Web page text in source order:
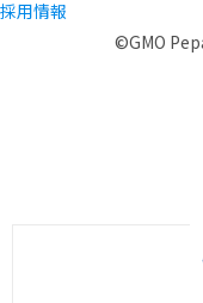
採用情報
©GMO